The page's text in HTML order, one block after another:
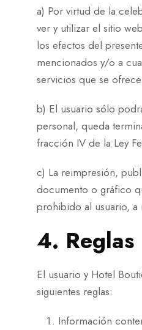
a) Por virtud de la
ver y utilizar el sitio
los efectos del
mencionados y/o a
servicios que se
b) El usuario sólo
personal, queda
fracción IV de la Ley
c) La reimpresión,
documento o gráfico
prohibido al usuario, a
4.
El usuario y Hotel
siguientes reglas:
Información